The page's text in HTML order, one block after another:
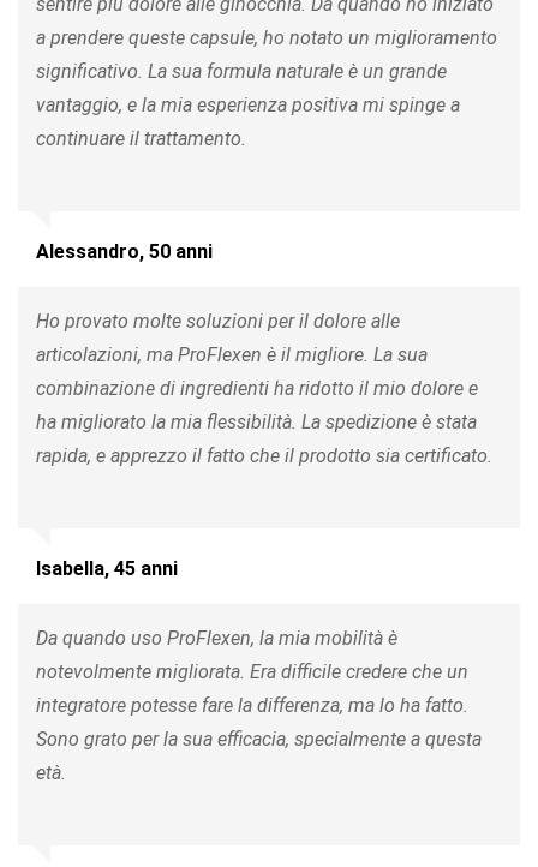
a prendere queste capsule, ho notato un miglioramento
significativo. La sua formula naturale è un grande
vantaggio, e la mia esperienza positiva mi spinge a
continuare il trattamento.
Alessandro, 50 anni
Ho provato molte soluzioni per il dolore alle
articolazioni, ma ProFlexen è il migliore. La sua
combinazione di ingredienti ha ridotto il mio dolore e
ha migliorato la mia flessibilità. La spedizione è stata
rapida, e apprezzo il fatto che il prodotto sia certificato.
Isabella, 45 anni
Da quando uso ProFlexen, la mia mobilità è
notevolmente migliorata. Era difficile credere che un
integratore potesse fare la differenza, ma lo ha fatto.
Sono grato per la sua efficacia, specialmente a questa
età.